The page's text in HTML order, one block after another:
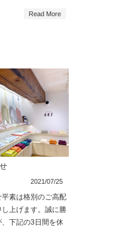
Read More
2021/07/25
素は格別のご高配
上げます。誠に勝
下記の3日間を休